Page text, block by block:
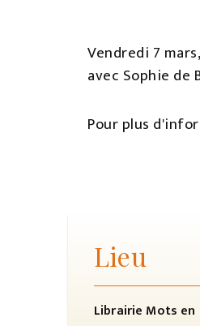
Vendredi 7
avec Sophie de
Pour plus
Lieu
Librairie Mots en